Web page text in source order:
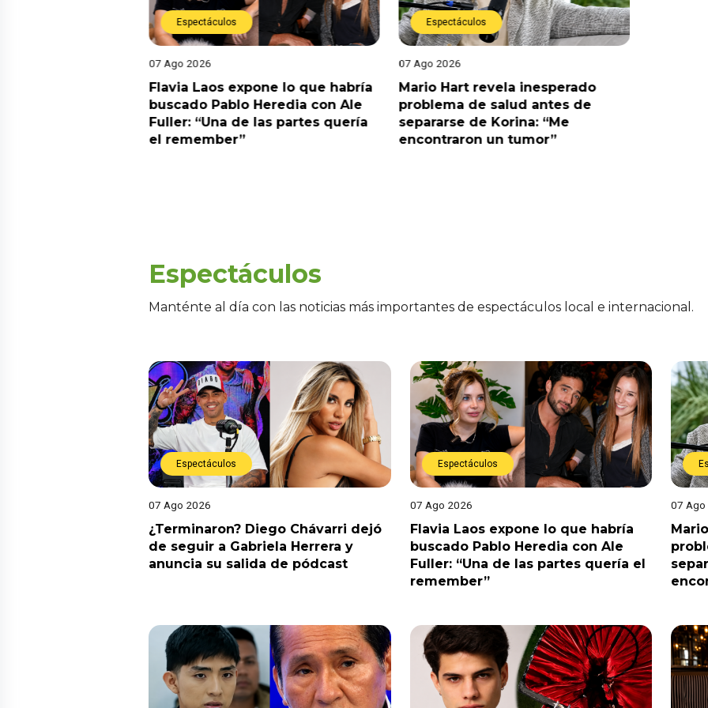
Espectáculos
07 Ago 2026
Flavia Laos expone lo que habría
buscado Pablo Heredia con Ale
Fuller: “Una de las partes quería
el remember”
Espectáculos
07 Ago 2026
Mario Hart revela inesperado
problema de salud antes de
separarse de Korina: “Me
encontraron un tumor”
Espectáculos
Manténte al día con las noticias más importantes de espectáculos local e internacional.
Espectáculos
07 Ago 2026
¿Terminaron? Diego Chávarri dejó
de seguir a Gabriela Herrera y
anuncia su salida de pódcast
Espectáculos
07 Ago 2026
Flavia Laos expone lo que habría
buscado Pablo Heredia con Ale
Fuller: “Una de las partes quería el
remember”
07 Ago